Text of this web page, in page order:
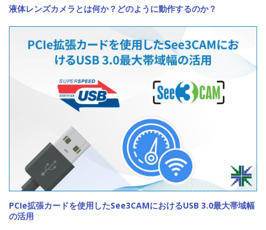
液体レンズカメラとは何か？どのように動作するのか？
PCIe拡張カードを使用したSee3CAMにおけるUSB 3.0最大帯域幅
の活用